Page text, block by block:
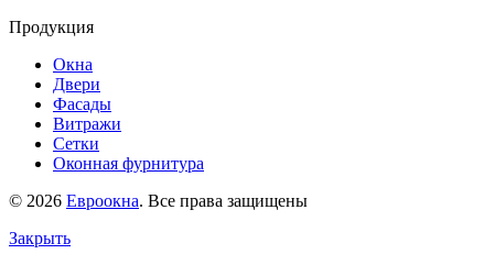
Продукция
Окна
Двери
Фасады
Витражи
Сетки
Оконная фурнитура
© 2026 Евроокна. Все права защищены
Закрыть